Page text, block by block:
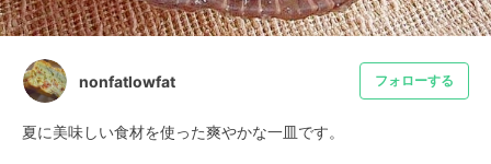
nonfatlowfat フォローする
夏に美味しい食材を使った爽やかな一皿です。